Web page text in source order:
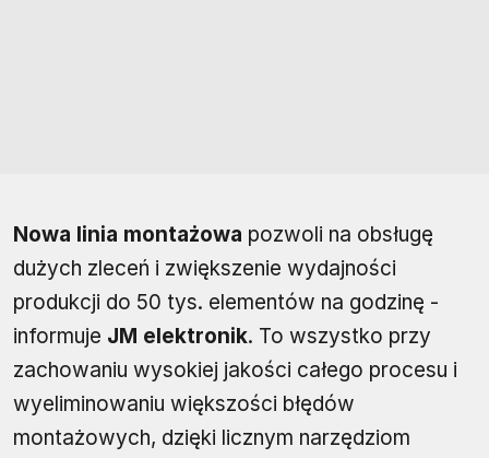
Nowa linia montażowa pozwoli na obsługę
dużych zleceń i zwiększenie wydajności
produkcji do 50 tys. elementów na godzinę -
informuje JM elektronik. To wszystko przy
zachowaniu wysokiej jakości całego procesu i
wyeliminowaniu większości błędów
montażowych, dzięki licznym narzędziom